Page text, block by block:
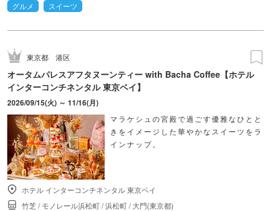
グルメ
スイーツ
東京都 港区
オータムパレスアフタヌーンティー with Bacha Coffee【ホテル
インターコンチネンタル 東京ベイ】
2026/09/15(火) ～ 11/16(月)
マラケシュの宮殿で過ごす優雅なひとと
きをイメージした華やかなスイーツをラ
インナップ。
ホテル インターコンチネンタル 東京ベイ
竹芝/モノレール浜松町/浜松町/大門(東京都)